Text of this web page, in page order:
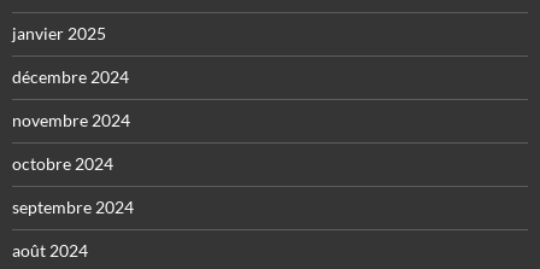
janvier 2025
décembre 2024
novembre 2024
octobre 2024
septembre 2024
août 2024